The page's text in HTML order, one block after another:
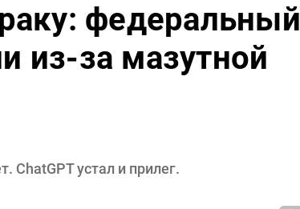
федеральный
из-за мазутной
ChatGPT устал и прилег.